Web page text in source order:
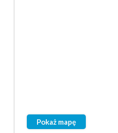
Pokaż mapę